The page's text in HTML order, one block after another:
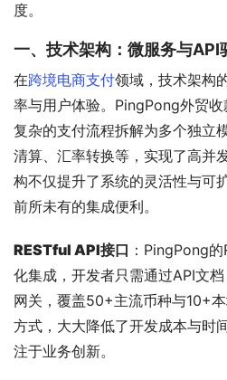
度。
一、技术架构：微服务与API
在跨境电商支付领域，技术架构
率与用户体验。PingPong外贸
复杂的支付流程拆解为多个独立
清算、汇率转换等，实现了高并
构不仅提升了系统的灵活性与可
前所未有的集成便利。
RESTful API接口 ：PingPong
化集成，开发者只需通过API文
网关，覆盖50+主流币种与10+
方式，大大降低了开发成本与时
注于业务创新。